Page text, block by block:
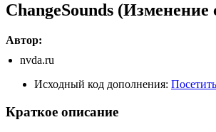
ChangeSounds
Автор:
nvda.ru
Исходный код дополнения:
Краткое описание